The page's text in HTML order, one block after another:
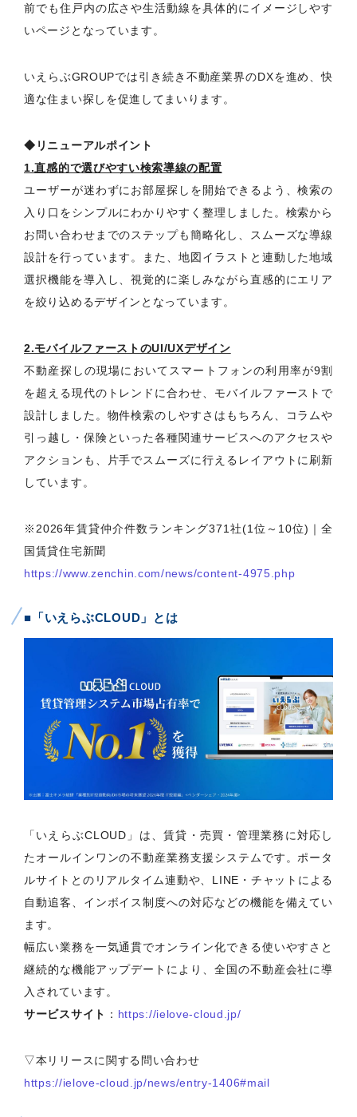
前でも住戸内の広さや生活動線を具体的にイメージしやす
いページとなっています。
いえらぶGROUPでは引き続き不動産業界のDXを進め、快
適な住まい探しを促進してまいります。
◆リニューアルポイント
1.直感的で選びやすい検索導線の配置
ユーザーが迷わずにお部屋探しを開始できるよう、検索の
入り口をシンプルにわかりやすく整理しました。検索から
お問い合わせまでのステップも簡略化し、スムーズな導線
設計を行っています。また、地図イラストと連動した地域
選択機能を導入し、視覚的に楽しみながら直感的にエリア
を絞り込めるデザインとなっています。
2.モバイルファーストのUI/UXデザイン
不動産探しの現場においてスマートフォンの利用率が9割
を超える現代のトレンドに合わせ、モバイルファーストで
設計しました。物件検索のしやすさはもちろん、コラムや
引っ越し・保険といった各種関連サービスへのアクセスや
アクションも、片手でスムーズに行えるレイアウトに刷新
しています。
※2026年賃貸仲介件数ランキング371社(1位～10位)｜全
国賃貸住宅新聞
https://www.zenchin.com/news/content-4975.php
■「いえらぶCLOUD」とは
「いえらぶCLOUD」は、賃貸・売買・管理業務に対応し
たオールインワンの不動産業務支援システムです。ポータ
ルサイトとのリアルタイム連動や、LINE・チャットによる
自動追客、インボイス制度への対応などの機能を備えてい
ます。
幅広い業務を一気通貫でオンライン化できる使いやすさと
継続的な機能アップデートにより、全国の不動産会社に導
入されています。
サービスサイト ： https://ielove-cloud.jp/
▽本リリースに関する問い合わせ
https://ielove-cloud.jp/news/entry-1406#mail